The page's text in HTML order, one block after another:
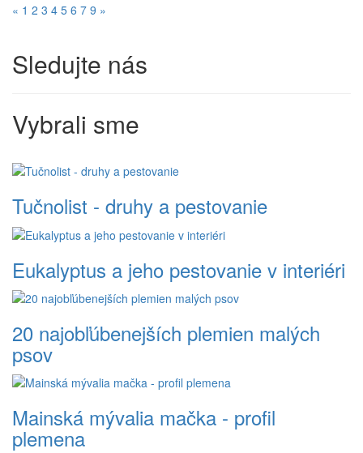
« 1 2 3 4 5 6 7 9 »
Sledujte nás
Vybrali sme
Tučnolist - druhy a pestovanie
Eukalyptus a jeho pestovanie v interiéri
20 najobľúbenejších plemien malých
psov
Mainská mývalia mačka - profil
plemena